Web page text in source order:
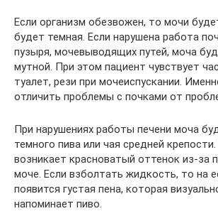
Если организм обезвожен, то мочи
будет темная. Если нарушена работа
пузыря, мочевыводящих путей, моча
мутной. При этом пациент чувствует
туалет, рези при мочеиспускании.
отличить проблемы с почками от
При нарушениях работы печени моча
темного пива или чая средней
возникает красноватый оттенок из-за
моче. Если взболтать жидкость, то на
появится густая пена, которая
напоминает пиво.